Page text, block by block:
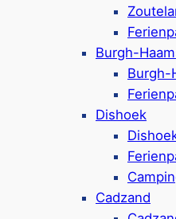
Burgh-
Burgh-
Dishoek
Cadzand
Hunde in vielen
willkommen (bis
Einige
Wenig
& Animation (in
Ca. 250 Meter
Google
Bewertungen)